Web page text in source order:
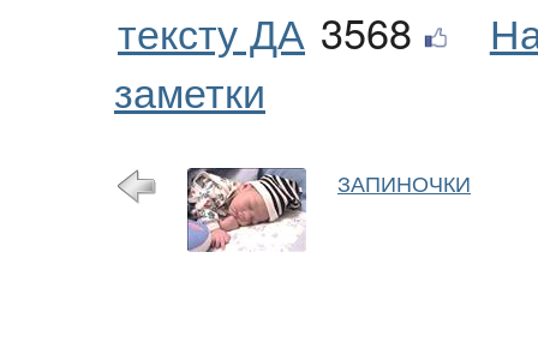
тексту ДА 3568
заметки
ЗАПИНОЧКИ